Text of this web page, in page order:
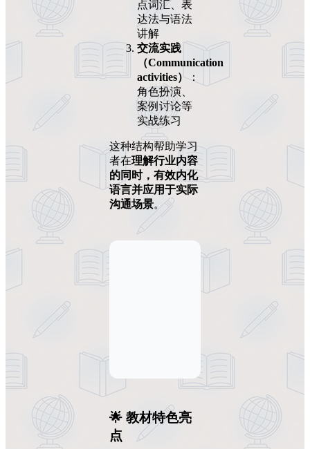
点词汇、表
达法与语法
讲解
交流实践
（Communication
activities）：
角色扮演、
案例讨论等
实战练习
这种结构帮助学习
者在理解行业内容
的同时，有效内化
语言并应用于实际
沟通场景。
🌟 教材特色亮
点